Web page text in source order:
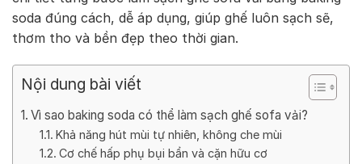
soda đúng cách, dễ áp dụng, giúp ghế luôn sạch sẽ,
thơm tho và bền đẹp theo thời gian.
Nội dung bài viết
Vì sao baking soda có thể làm sạch ghế sofa vải?
Khả năng hút mùi tự nhiên, không che mùi
Cơ chế hấp phụ bụi bẩn và cặn hữu cơ